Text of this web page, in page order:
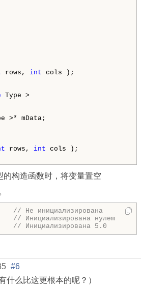
rows, int cols );
>* mData;
rows, int cols );
的构造函数时，将变量置空
// Не инициализирована
// Инициализирована нулём
// Инициализирована 5.0
#6
什么比这更根本的呢？）